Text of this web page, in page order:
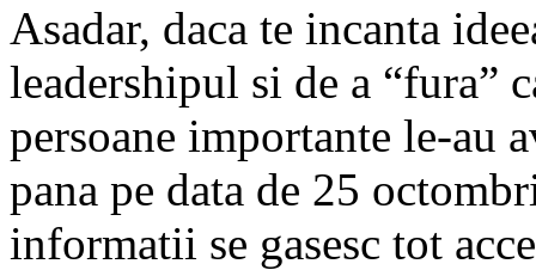
Asadar, daca te incanta
leadershipul si de a “fura”
persoane importante le-au
pana pe data de 25
informatii se gasesc tot